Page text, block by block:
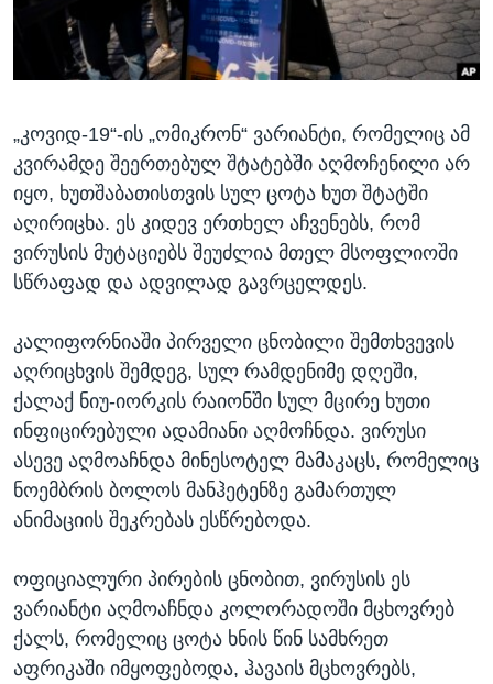
ᲡᲢᲣᲓᲘᲐ ᲕᲐᲨᲘᲜᲒᲢᲝᲜᲘ
ᲔᲙᲝᲜᲝᲛᲘᲙᲐ
ᲯᲐᲜᲛᲠᲗᲔᲚᲝᲑᲐ
ᲘᲜᲢᲔᲠᲕᲘᲣ
ᲙᲣᲚᲢᲣᲠᲐ
ᲒᲐᲚᲘᲚᲔᲝ
ᲓᲔᲖᲘᲜᲤᲝᲠᲛᲐᲪᲘᲐ
Learning English
ენები
„კოვიდ-19“-ის „ომიკრონ“ ვარიანტი, რომელიც ამ
კვირამდე შეერთებულ შტატებში აღმოჩენილი არ
იყო, ხუთშაბათისთვის სულ ცოტა ხუთ შტატში
აღირიცხა. ეს კიდევ ერთხელ აჩვენებს, რომ
ვირუსის მუტაციებს შეუძლია მთელ მსოფლიოში
სწრაფად და ადვილად გავრცელდეს.
კალიფორნიაში პირველი ცნობილი შემთხვევის
აღრიცხვის შემდეგ, სულ რამდენიმე დღეში,
ქალაქ ნიუ-იორკის რაიონში სულ მცირე ხუთი
ინფიცირებული ადამიანი აღმოჩნდა. ვირუსი
ასევე აღმოაჩნდა მინესოტელ მამაკაცს, რომელიც
ნოემბრის ბოლოს მანჰეტენზე გამართულ
ანიმაციის შეკრებას ესწრებოდა.
ოფიციალური პირების ცნობით, ვირუსის ეს
ვარიანტი აღმოაჩნდა კოლორადოში მცხოვრებ
ქალს, რომელიც ცოტა ხნის წინ სამხრეთ
აფრიკაში იმყოფებოდა, ჰავაის მცხოვრებს,